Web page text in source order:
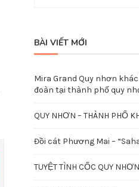
BÀI VIẾT MỚI
Mira Grand Quy nhơn
đoàn tại thành phố quy
QUY NHƠN – THÀNH PHỐ
Đồi cát Phương Mai –
TUYỆT TÌNH CỐC QUY NHƠN